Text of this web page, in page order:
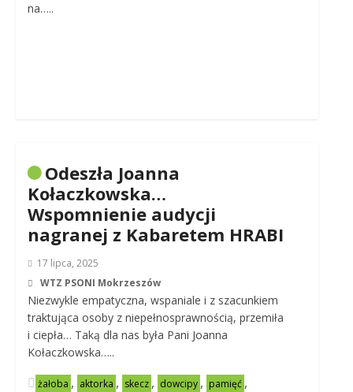
na…..
Odeszła Joanna
Kołaczkowska…
Wspomnienie audycji
nagranej z Kabaretem HRABI
17 lipca, 2025
WTZ PSONI Mokrzeszów
Niezwykle empatyczna, wspaniale i z szacunkiem
traktująca osoby z niepełnosprawnością, przemiła
i ciepła… Taką dla nas była Pani Joanna
Kołaczkowska…..
żałoba , aktorka , skecz , dowcipy , pamięć ,